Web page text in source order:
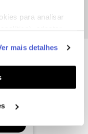
para analisar
e
seus interesses
Pode gerir a
"Configurar
mais detalhes